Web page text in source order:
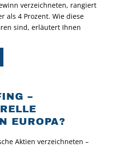
verzeichneten, rangiert
als 4 Prozent. Wie diese
sind, erläutert Ihnen
–
EUROPA?
Aktien verzeichneten –